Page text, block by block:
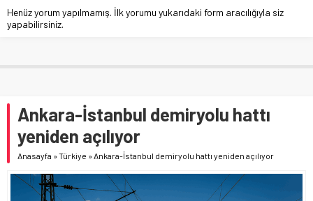
Henüz yorum yapılmamış. İlk yorumu yukarıdaki form aracılığıyla siz
yapabilirsiniz.
Ankara-İstanbul demiryolu hattı
yeniden açılıyor
Anasayfa »Türkiye »Ankara-İstanbul demiryolu hattı yeniden açılıyor